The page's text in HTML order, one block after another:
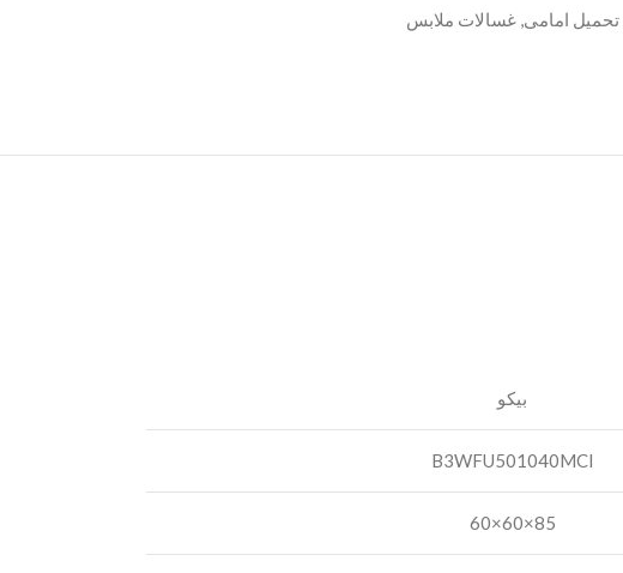
تحميل امامى, غسالات ملابس
B3WFU501040MCI
85×60×60